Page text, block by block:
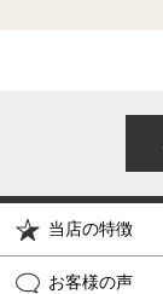
当店の特徴
お客様の声